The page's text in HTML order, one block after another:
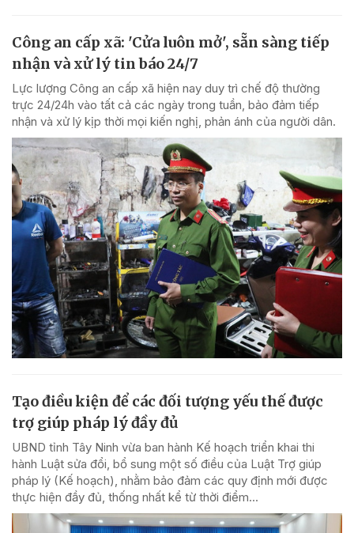
Công an cấp xã: 'Cửa luôn mở', sẵn sàng tiếp
nhận và xử lý tin báo 24/7
Lực lượng Công an cấp xã hiện nay duy trì chế độ thường
trực 24/24h vào tất cả các ngày trong tuần, bảo đảm tiếp
nhận và xử lý kịp thời mọi kiến nghị, phản ánh của người dân.
Tạo điều kiện để các đối tượng yếu thế được
trợ giúp pháp lý đầy đủ
UBND tỉnh Tây Ninh vừa ban hành Kế hoạch triển khai thi
hành Luật sửa đổi, bổ sung một số điều của Luật Trợ giúp
pháp lý (Kế hoạch), nhằm bảo đảm các quy định mới được
thực hiện đầy đủ, thống nhất kể từ thời điểm...